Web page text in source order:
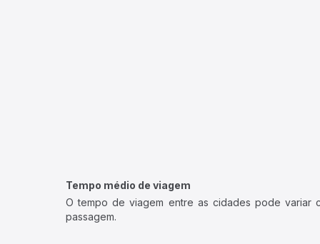
Tempo médio de viagem
O tempo de viagem entre as cidades pode variar
passagem.